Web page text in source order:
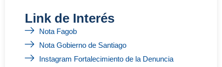
Link de Interés
Nota Fagob
Nota Gobierno de Santiago
Instagram Fortalecimiento de la Denuncia